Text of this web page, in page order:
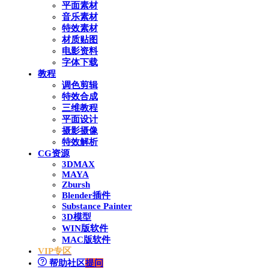
平面素材
音乐素材
特效素材
材质贴图
电影资料
字体下载
教程
调色剪辑
特效合成
三维教程
平面设计
摄影摄像
特效解析
CG资源
3DMAX
MAYA
Zbursh
Blender插件
Substance Painter
3D模型
WIN版软件
MAC版软件
VIP专区
帮助社区提问